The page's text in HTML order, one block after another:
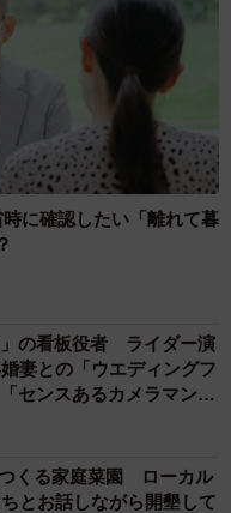
に確認したい「離れて暮
の看板役者 ライダー演
妻との「ウエディングフ
センスあるカメラマン求
くる家庭菜園 ローカル
とお話しながら開墾して